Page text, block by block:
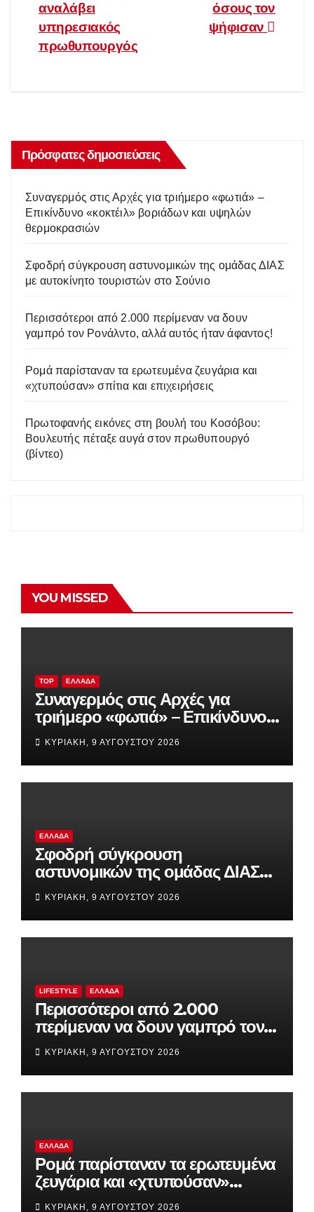
όσους τον
ψήφισαν
αναλάβει
υπηρεσιακός
πρωθυπουργός
Πρόσφατες δημοσιεύσεις
Συναγερμός στις Αρχές για τριήμερο «φωτιά» –
Επικίνδυνο «κοκτέιλ» βοριάδων και υψηλών
θερμοκρασιών
Σφοδρή σύγκρουση αστυνομικών της ομάδας ΔΙΑΣ
με αυτοκίνητο τουριστών στο Σούνιο
Περισσότεροι από 2.000 περίμεναν να δουν
γαμπρό τον Ρονάλντο, αλλά αυτός ήταν άφαντος!
Ρομά παρίσταναν τα ερωτευμένα ζευγάρια και
«χτυπούσαν» σπίτια και επιχειρήσεις
Πρωτοφανής εικόνες στη βουλή του Κοσόβου:
Βουλευτής πέταξε αυγά στον πρωθυπουργό
(βίντεο)
YOU MISSED
TOP ΕΛΛΆΔΑ
Συναγερμός στις Αρχές για
τριήμερο «φωτιά» – Επικίνδυνο
«κοκτέιλ» βοριάδων και υψηλών
θερμοκρασιών
ΚΥΡΙΑΚΉ, 9 ΑΥΓΟΎΣΤΟΥ 2026
ΕΛΛΆΔΑ
Σφοδρή σύγκρουση
αστυνομικών της ομάδας ΔΙΑΣ
με αυτοκίνητο τουριστών στο
Σούνιο
ΚΥΡΙΑΚΉ, 9 ΑΥΓΟΎΣΤΟΥ 2026
LIFESTYLE ΕΛΛΆΔΑ
Περισσότεροι από 2.000
περίμεναν να δουν γαμπρό τον
Ρονάλντο, αλλά αυτός ήταν
άφαντος!
ΚΥΡΙΑΚΉ, 9 ΑΥΓΟΎΣΤΟΥ 2026
ΕΛΛΆΔΑ
Ρομά παρίσταναν τα ερωτευμένα
ζευγάρια και «χτυπούσαν»
σπίτια και επιχειρήσεις
ΚΥΡΙΑΚΉ, 9 ΑΥΓΟΎΣΤΟΥ 2026